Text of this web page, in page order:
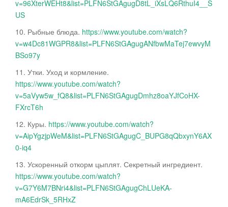
v=96XterWEHt8&list=PLFN6StGAgugD8tL_iXsLQ6RthuI4__S
US
10. Рыбные блюда. https://www.youtube.com/watch?
v=w4Dc81WGPR8&list=PLFN6StGAgugANfbwMaTej7ewvyM
BSo97y
11. Утки. Уход и кормление.
https://www.youtube.com/watch?
v=5aVyw5w_fQ8&list=PLFN6StGAgugDmhz8oaYJfCoHX-
FXrcT6h
12. Куры. https://www.youtube.com/watch?
v=AipYgzjpWeM&list=PLFN6StGAgugC_BUPG8qQbxynY6AX
0-iq4
13. Ускоренный откорм цыплят. Секретный ингредиент.
https://www.youtube.com/watch?
v=G7Y6M7BNri4&list=PLFN6StGAgugChLUeKA-
mA6EdrSk_5RHxZ